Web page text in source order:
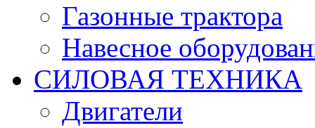
Газонные трактора
Навесное
СИЛОВАЯ ТЕХНИКА
Двигатели